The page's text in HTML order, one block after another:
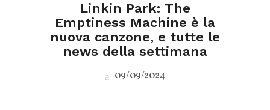
Linkin Park: The
Emptiness Machine è la
nuova canzone, e tutte le
news della settimana
09/09/2024